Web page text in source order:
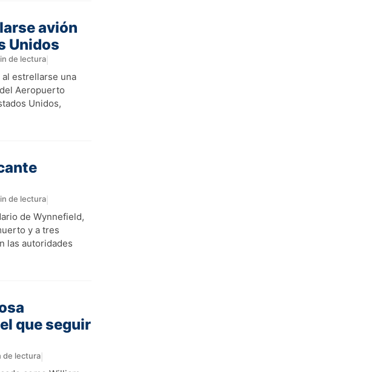
avión
Unidos
de lectura
estrellarse una
Aeropuerto
Unidos,
de lectura
de Wynnefield,
y a tres
las autoridades
que seguir
de lectura